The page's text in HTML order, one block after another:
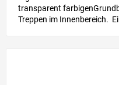
transparent
Treppen im Innenbereich.